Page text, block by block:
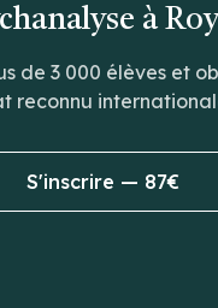
à
de 3 000 élèves et
reconnu
S'inscrire — 87€